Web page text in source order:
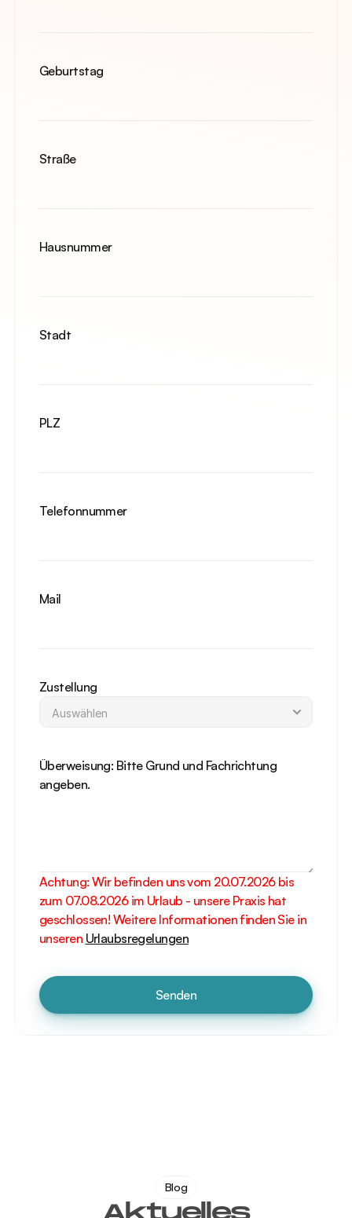
Geburtstag
Straße
Hausnummer
Stadt
PLZ
Telefonnummer
Mail
Zustellung
Überweisung: Bitte Grund und Fachrichtung
angeben.
Achtung: Wir befinden uns vom 20.07.2026 bis
zum 07.08.2026 im Urlaub - unsere Praxis hat
geschlossen! Weitere Informationen finden Sie in
unseren Urlaubsregelungen
Senden
Blog